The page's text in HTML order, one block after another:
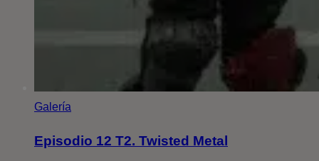
Galería
Episodio 12 T2. Twisted Metal